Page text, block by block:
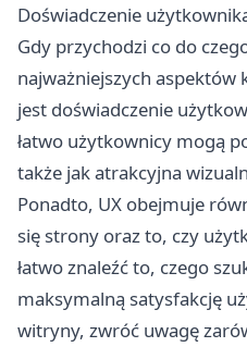
Doświadczenie
Gdy przychodzi co do
najważniejszych
jest doświadczenie
łatwo użytkownicy mogą
także jak atrakcyjna
Ponadto, UX obejmuje
się strony oraz to, czy
łatwo znaleźć to, czego
maksymalną satysfakcję
witryny, zwróć uwagę